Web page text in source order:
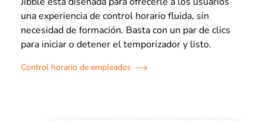
una experiencia de control horario fluida, sin
necesidad de formación. Basta con un par de clics
para iniciar o detener el temporizador y listo.
Control horario de empleados